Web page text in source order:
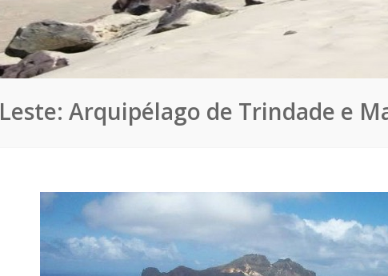
Leste: Arquipélago de Trindade e